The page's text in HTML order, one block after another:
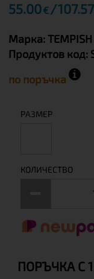
55.00€
Марка:TEMPISH
Продуктов код:
по поръчка
РАЗМЕР
КОЛИЧЕСТВО
ПОРЪЧКА С